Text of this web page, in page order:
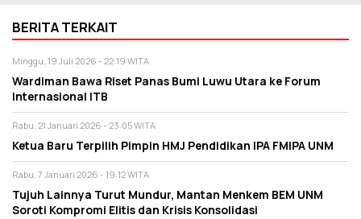
BERITA TERKAIT
Minggu, 19 Juli 2026 - 22:19 WITA
Wardiman Bawa Riset Panas Bumi Luwu Utara ke Forum
Internasional ITB
Rabu, 21 Januari 2026 - 23:05 WITA
Ketua Baru Terpilih Pimpin HMJ Pendidikan IPA FMIPA UNM
Rabu, 7 Januari 2026 - 19:12 WITA
Tujuh Lainnya Turut Mundur, Mantan Menkem BEM UNM
Soroti Kompromi Elitis dan Krisis Konsolidasi